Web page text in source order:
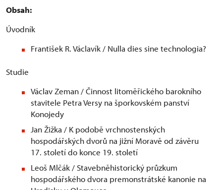
Obsah:
Úvodník
František R. Václavík / Nulla dies sine technologia?
Studie
Václav Zeman / Činnost litoměřického barokního
stavitele Petra Versy na šporkovském panství
Konojedy
Jan Žižka / K podobě vrchnostenských
hospodářských dvorů na jižní Moravě od závěru
17. století do konce 19. století
Leoš Mlčák / Stavebněhistorický průzkum
hospodářského dvora premonstrátské kanonie na